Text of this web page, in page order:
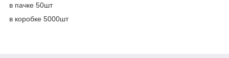
в пачке 50шт
в коробке 5000шт